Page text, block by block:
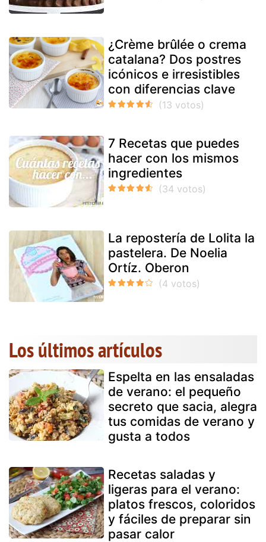
¿Crème brûlée o crema
catalana? Dos postres
icónicos e irresistibles
con diferencias clave
7 Recetas que puedes
hacer con los mismos
ingredientes
La repostería de Lolita la
pastelera. De Noelia
Ortíz. Oberon
Los últimos artículos
Espelta en las ensaladas
de verano: el pequeño
secreto que sacia, alegra
tus comidas de verano y
gusta a todos
Recetas saladas y
ligeras para el verano:
platos frescos, coloridos
y fáciles de preparar sin
pasar calor